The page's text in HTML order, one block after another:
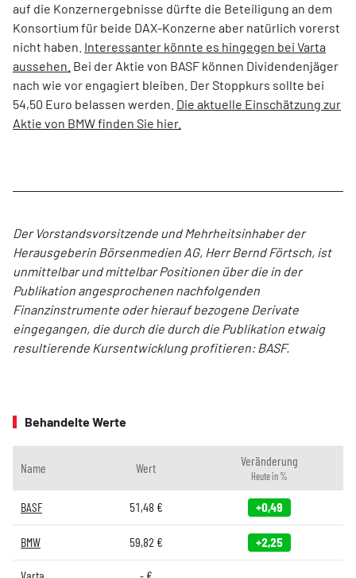
auf die Konzernergebnisse dürfte die Beteiligung an dem
Konsortium für beide DAX-Konzerne aber natürlich vorerst
nicht haben. Interessanter könnte es hingegen bei Varta
aussehen. Bei der Aktie von BASF können Dividendenjäger
nach wie vor engagiert bleiben. Der Stoppkurs sollte bei
54,50 Euro belassen werden. Die aktuelle Einschätzung zur
Aktie von BMW finden Sie hier.
Der Vorstandsvorsitzende und Mehrheitsinhaber der
Herausgeberin Börsenmedien AG, Herr Bernd Förtsch, ist
unmittelbar und mittelbar Positionen über die in der
Publikation angesprochenen nachfolgenden
Finanzinstrumente oder hierauf bezogene Derivate
eingegangen, die durch die durch die Publikation etwaig
resultierende Kursentwicklung profitieren: BASF.
Behandelte Werte
Name Wert Veränderung
Heute in %
BASF 51,48 € +0,49
BMW 59,82 € +2,25